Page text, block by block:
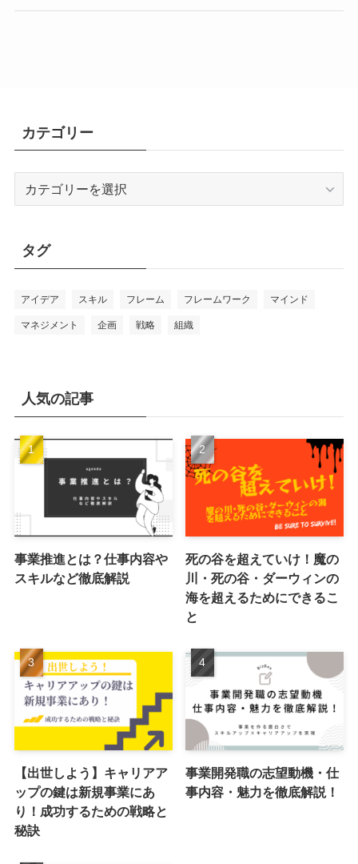
カテゴリー
ー
タグ
アイデア スキル フレーム フレームワーク マインド
マネジメント 企画 戦略 組織
人気の記事
事業推進とは？仕事内容や
スキルなど徹底解説
死の谷を超えていけ！魔の
川・死の谷・ダーウィンの
海を超えるためにできるこ
と
【出世しよう】キャリアア
ップの鍵は新規事業にあ
り！成功するための戦略と
秘訣
事業開発職の志望動機・仕
事内容・魅力を徹底解説！